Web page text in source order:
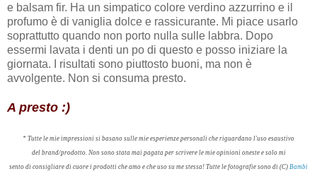
e balsam fir. Ha un simpatico colore verdino azzurrino e il
profumo è di vaniglia dolce e rassicurante. Mi piace usarlo
soprattutto quando non porto nulla sulle labbra. Dopo
essermi lavata i denti un po di questo e posso iniziare la
giornata. I risultati sono piuttosto buoni, ma non è
avvolgente. Non si consuma presto.
A presto :)
* Tutte le mie impressioni si basano sulle mie esperienze personali che riguardano l'uso esaustivo
del brand/prodotto. Non sono stata mai pagata per scrivere le mie opinioni oneste e solo mi
sento di consigliare di cuore i prodotti che amo e che uso su me stessa ! Tutte le fotografie sono di (C) Bambi